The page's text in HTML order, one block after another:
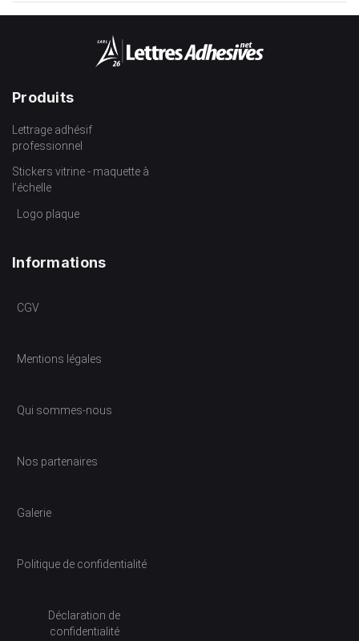
Produits
Lettrage adhésif
professionnel
Stickers vitrine - maquette à
l’échelle
Logo plaque
Informations
CGV
Mentions légales
Qui sommes-nous
Nos partenaires
Galerie
Politique de confidentialité
Déclaration de
confidentialité